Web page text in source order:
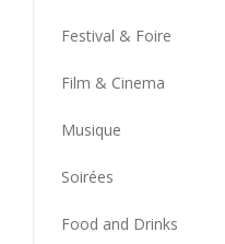
Festival & Foire
Film & Cinema
Musique
Soirées
Food and Drinks